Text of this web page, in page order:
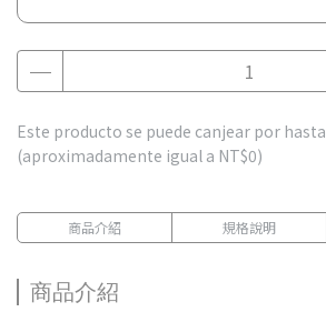
Este producto se puede canjear por hasta
(aproximadamente igual a NT$0)
商品介紹 規格說明
商品介紹